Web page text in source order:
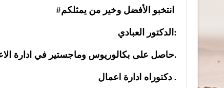
الدكتور العبادي:
حاصل على بكالوريوس وماجستير في ادارة الاعمال وماجستير دبلوماسية السلام والتنميه.
دكتوراه ادارة اعمال .